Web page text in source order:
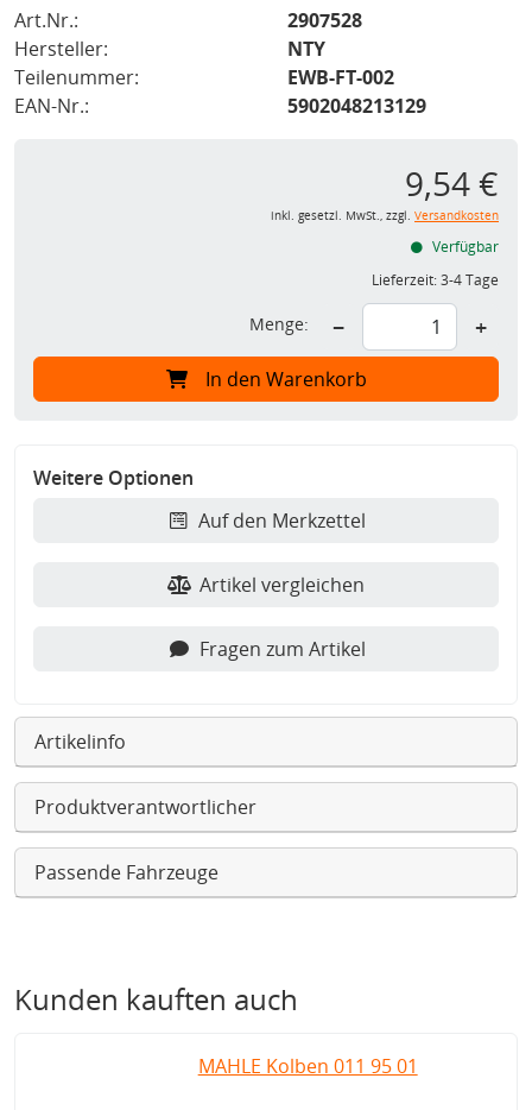
Art.Nr.:
2907528
Hersteller:
NTY
Teilenummer:
EWB-FT-002
EAN-Nr.:
5902048213129
9,54 €
inkl. gesetzl. MwSt., zzgl. Versandkosten
Verfügbar
Lieferzeit:3-4 Tage
Menge: − +
In den Warenkorb
Weitere Optionen
Auf den Merkzettel
Artikel vergleichen
Fragen zum Artikel
Artikelinfo
Produktverantwortlicher
Passende Fahrzeuge
Kunden kauften auch
MAHLE Kolben 011 95 01